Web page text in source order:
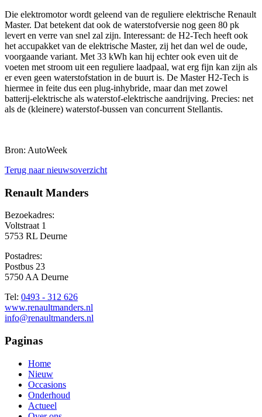
Die elektromotor wordt geleend van de reguliere elektrische Renault
Master. Dat betekent dat ook de waterstofversie nog geen 80 pk
levert en verre van snel zal zijn. Interessant: de H2-Tech heeft ook
het accupakket van de elektrische Master, zij het dan wel de oude,
voorgaande variant. Met 33 kWh kan hij echter ook even uit de
voeten met stroom uit een reguliere laadpaal, wat erg fijn kan zijn als
er even geen waterstofstation in de buurt is. De Master H2-Tech is
hiermee in feite dus een plug-inhybride, maar dan met zowel
batterij-elektrische als waterstof-elektrische aandrijving. Precies: net
als de (kleinere) waterstof-bussen van concurrent Stellantis.
Bron: AutoWeek
Terug naar nieuwsoverzicht
Renault Manders
Bezoekadres:
Voltstraat 1
5753 RL Deurne
Postadres:
Postbus 23
5750 AA Deurne
Tel: 0493 - 312 626
www.renaultmanders.nl
info@renaultmanders.nl
Paginas
Home
Nieuw
Occasions
Onderhoud
Actueel